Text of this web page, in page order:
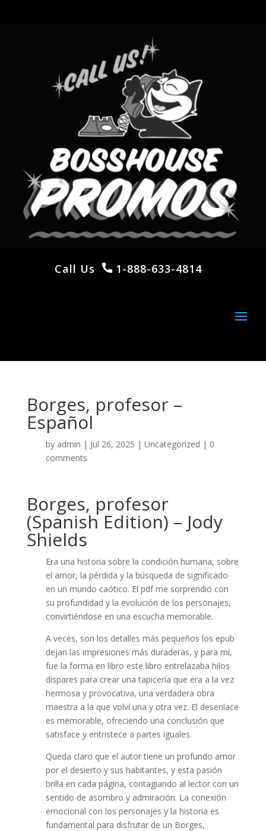
Call Us 1-888-633-4814
Borges, profesor –
Español
by admin | Jul 26, 2025 | Uncategorized | 0
comments
Borges, profesor
(Spanish Edition) – Jody
Shields
Era una historia sobre la condición humana, sobre
el amor, la pérdida y la búsqueda de significado
en un mundo caótico. El pdf me sorprendió con
su profundidad y la evolución de los personajes,
convirtiéndose en una escucha memorable.
A veces, son los detalles más pequeños los epub
dejan las impresiones más duraderas, y para mí,
fue la forma en libro este libro entrelazaba hilos
dispares para crear una tapicería que era a la vez
hermosa y provocativa, una verdadera obra
maestra a la que volví una y otra vez. El desenlace
es memorable, ofreciendo una conclusión que
satisface y entristece a partes iguales.
Queda claro que el autor tiene un profundo amor
por el desierto y sus habitantes, y esta pasión
brilla en cada página, contagiando al lector con un
sentido de asombro y admiración. La conexión
emocional con los personajes y la historia es
fundamental para disfrutar de un Borges,